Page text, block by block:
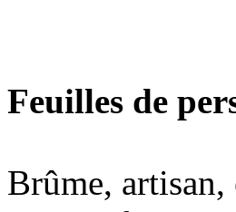
Feuilles de
Brûme, artisan,